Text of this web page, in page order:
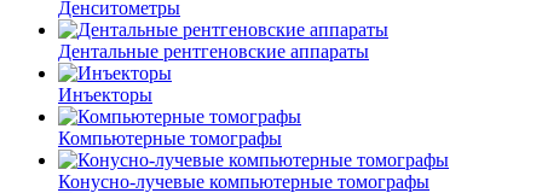
Денситометры
Дентальные рентгеновские аппараты
Инъекторы
Компьютерные томографы
Конусно-лучевые компьютерные томографы